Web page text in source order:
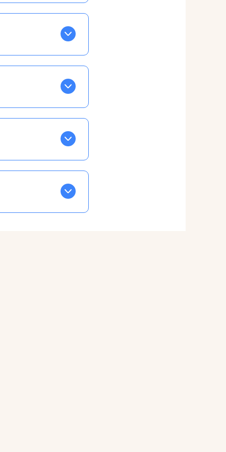
Tapez sur celle
EN VERT
la semaine, mais
ainsi vous
taux horaire
confirmations par
ce qui ne vous
à tous, partout,